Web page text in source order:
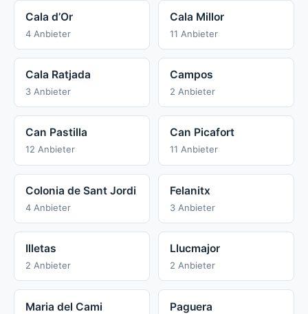
Cala d’Or
4 Anbieter
Cala Millor
11 Anbieter
Cala Ratjada
3 Anbieter
Campos
2 Anbieter
Can Pastilla
12 Anbieter
Can Picafort
11 Anbieter
Colonia de Sant Jordi
4 Anbieter
Felanitx
3 Anbieter
Illetas
2 Anbieter
Llucmajor
2 Anbieter
Maria del Cami Paguera